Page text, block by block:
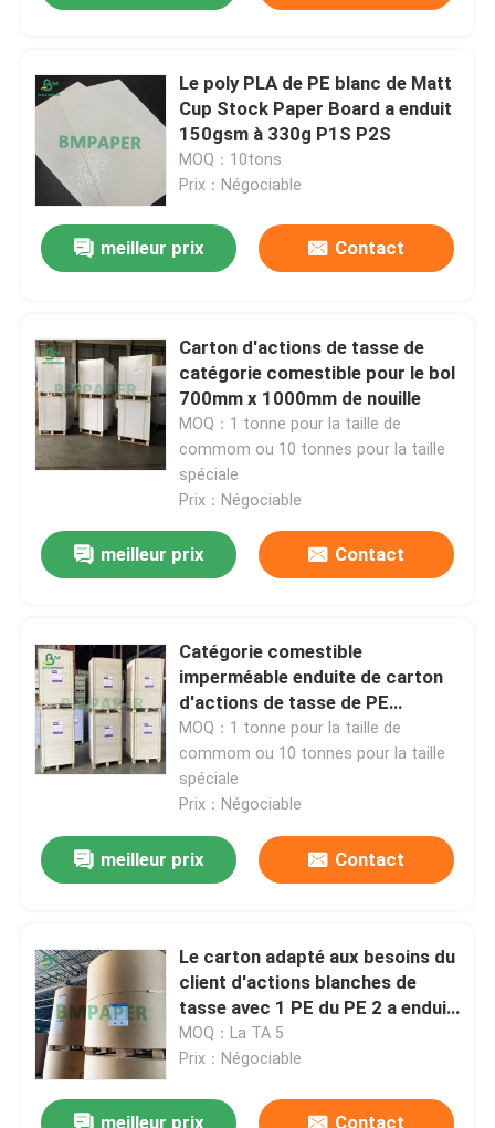
Produits
Visite d'usine
Contrôle de la qualité
Contact
Tous les cas
Papier NCR sans carbone
Rouleau de papier thermique
Le poly PLA de PE blanc de Matt
Cup Stock Paper Board a enduit
150gsm à 330g P1S P2S
MOQ：10tons
Prix：Négociable
meilleur prix Contact
Carton d'actions de tasse de
catégorie comestible pour le bol
700mm x 1000mm de nouille
MOQ：1 tonne pour la taille de
commom ou 10 tonnes pour la taille
spéciale
Prix：Négociable
meilleur prix Contact
Catégorie comestible
imperméable enduite de carton
d'actions de tasse de PE
150gsm + 13gsm
MOQ：1 tonne pour la taille de
commom ou 10 tonnes pour la taille
spéciale
Prix：Négociable
meilleur prix Contact
Le carton adapté aux besoins du
client d'actions blanches de
tasse avec 1 PE du PE 2 a enduit
non-enduit
MOQ：La TA 5
Prix：Négociable
meilleur prix Contact